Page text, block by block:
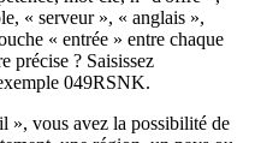
« serveur », « anglais »,
« entrée » entre chaque
précise ? Saisissez
049RSNK.
», vous avez la possibilité de